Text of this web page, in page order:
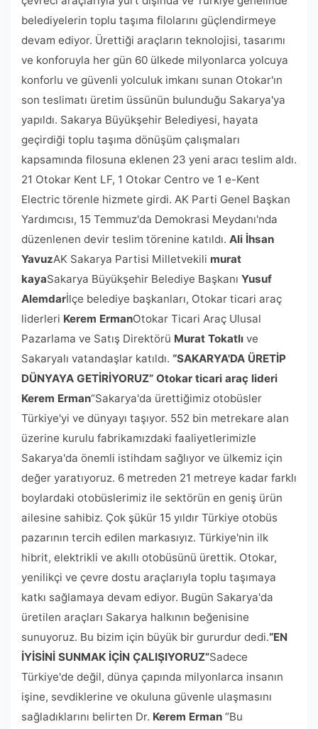
belediyelerin toplu taşıma filolarını güçlendirmeye
devam ediyor. Ürettiği araçların teknolojisi, tasarımı
ve konforuyla her gün 60 ülkede milyonlarca yolcuya
konforlu ve güvenli yolculuk imkanı sunan Otokar'ın
son teslimatı üretim üssünün bulunduğu Sakarya'ya
yapıldı. Sakarya Büyükşehir Belediyesi, hayata
geçirdiği toplu taşıma dönüşüm çalışmaları
kapsamında filosuna eklenen 23 yeni aracı teslim aldı.
21 Otokar Kent LF, 1 Otokar Centro ve 1 e-Kent
Electric törenle hizmete girdi. AK Parti Genel Başkan
Yardımcısı, 15 Temmuz'da Demokrasi Meydanı'nda
düzenlenen devir teslim törenine katıldı. Ali İhsan
YavuzAK Sakarya Partisi Milletvekili murat
kayaSakarya Büyükşehir Belediye Başkanı Yusuf
Alemdarİlçe belediye başkanları, Otokar ticari araç
liderleri Kerem ErmanOtokar Ticari Araç Ulusal
Pazarlama ve Satış Direktörü Murat Tokatlı ve
Sakaryalı vatandaşlar katıldı. “SAKARYA'DA ÜRETİP
DÜNYAYA GETİRİYORUZ” Otokar ticari araç lideri
Kerem Erman“Sakarya'da ürettiğimiz otobüsler
Türkiye'yi ve dünyayı taşıyor. 552 bin metrekare alan
üzerine kurulu fabrikamızdaki faaliyetlerimizle
Sakarya'da önemli istihdam sağlıyor ve ülkemiz için
değer yaratıyoruz. 6 metreden 21 metreye kadar farklı
boylardaki otobüslerimiz ile sektörün en geniş ürün
ailesine sahibiz. Çok şükür 15 yıldır Türkiye otobüs
pazarının tercih edilen markasıyız. Türkiye'nin ilk
hibrit, elektrikli ve akıllı otobüsünü ürettik. Otokar,
yenilikçi ve çevre dostu araçlarıyla toplu taşımaya
katkı sağlamaya devam ediyor. Bugün Sakarya'da
üretilen araçları Sakarya halkının beğenisine
sunuyoruz. Bu bizim için büyük bir gururdur dedi.“EN
İYİSİNİ SUNMAK İÇİN ÇALIŞIYORUZ”Sadece
Türkiye'de değil, dünya çapında milyonlarca insanın
işine, sevdiklerine ve okuluna güvenle ulaşmasını
sağladıklarını belirten Dr. Kerem Erman “Bu